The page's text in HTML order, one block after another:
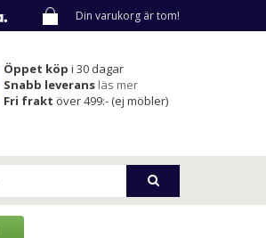
Din varukorg är tom!
Öppet köpi 30 dagar
Snabb leverans läs mer
Fri frakt över 499:- (ej möbler)